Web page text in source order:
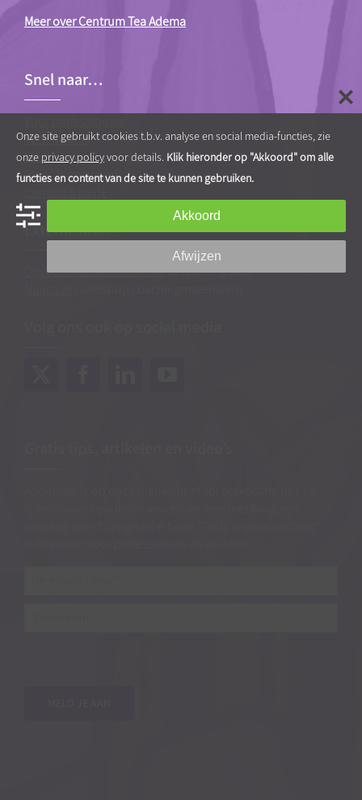
Meer over Centrum Tea Adema
Snel naar…
Voor ouders
Ik Leer Leren®
Blog|Blogarchief
Externe links
OpvoedcoachAcademie.nl(e-learning site)
Onze site gebruikt cookies t.b.v. analyse en social media-functies, zie
onze privacy policyvoor details. Klik hieronder op "Akkoord" om alle
functies en content van de site te kunnen gebruiken.
Akkoord
Afwijzen